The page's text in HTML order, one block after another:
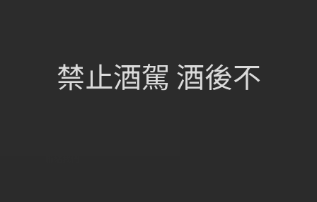
葡萄酒單
禁止酒駕 酒後不